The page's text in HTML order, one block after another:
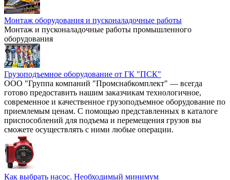
Монтаж оборудования и пусконаладочные работы
Монтаж и пусконаладочные работы промышленного
оборудования
Грузоподъемное оборудование от ГК "ПСК"
ООО "Группа компаний "Промснабкомплект" — всегда
готово предоставить нашим заказчикам технологичное,
современное и качественное грузоподъемное оборудование по
приемлемым ценам. С помощью представленных в каталоге
приспособлений для подъема и перемещения грузов вы
сможете осуществлять с ними любые операции.
Как выбрать насос. Необходимый минимум